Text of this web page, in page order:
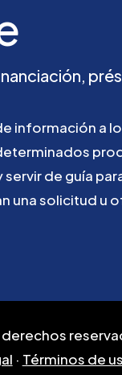
información a
servirde guía
unasolicitud u
· Términos de